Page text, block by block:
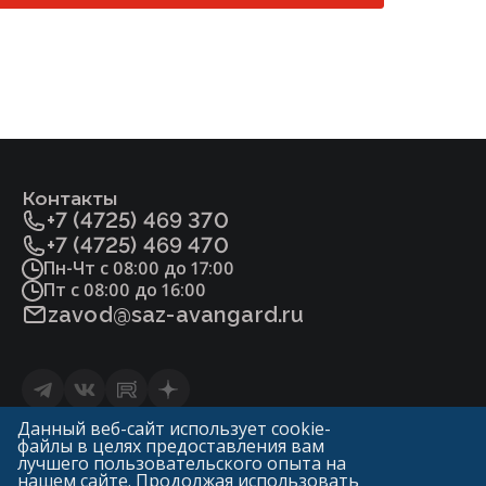
«мягкое» (Фторопласт-4 ГОСТ10007)
«металл по металлу»
Уплотнение сальника
ТРГ
0
22294686-2012].pdf
IV. Газель (до 1,5 тонн)
Контакты
+7 (4725) 469 370
+7 (4725) 469 470
Пн-Чт с 08:00 до 17:00
Пт с 08:00 до 16:00
zavod@saz-avangard.ru
Статьи
Политика конфиденциальности и обработки
персональных данных
Данный веб-сайт использует cookie-
файлы в целях предоставления вам
лучшего пользовательского опыта на
нашем сайте. Продолжая использовать